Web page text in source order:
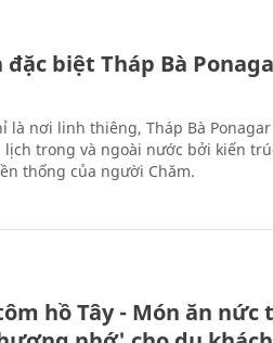
đặc biệt Tháp Bà
là nơi linh thiêng, Tháp Bà
lịch trong và ngoài nước bởi kiến
thống của người Chăm.
hồ Tây - Món ăn nức